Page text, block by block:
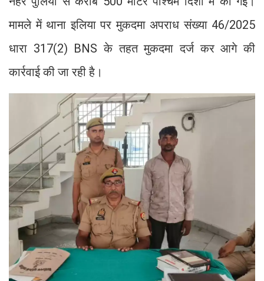
मामले में थाना इलिया पर मुकदमा अपराध संख्या 46/2025
धारा 317(2) BNS के तहत मुकदमा दर्ज कर आगे की
कार्रवाई की जा रही है।